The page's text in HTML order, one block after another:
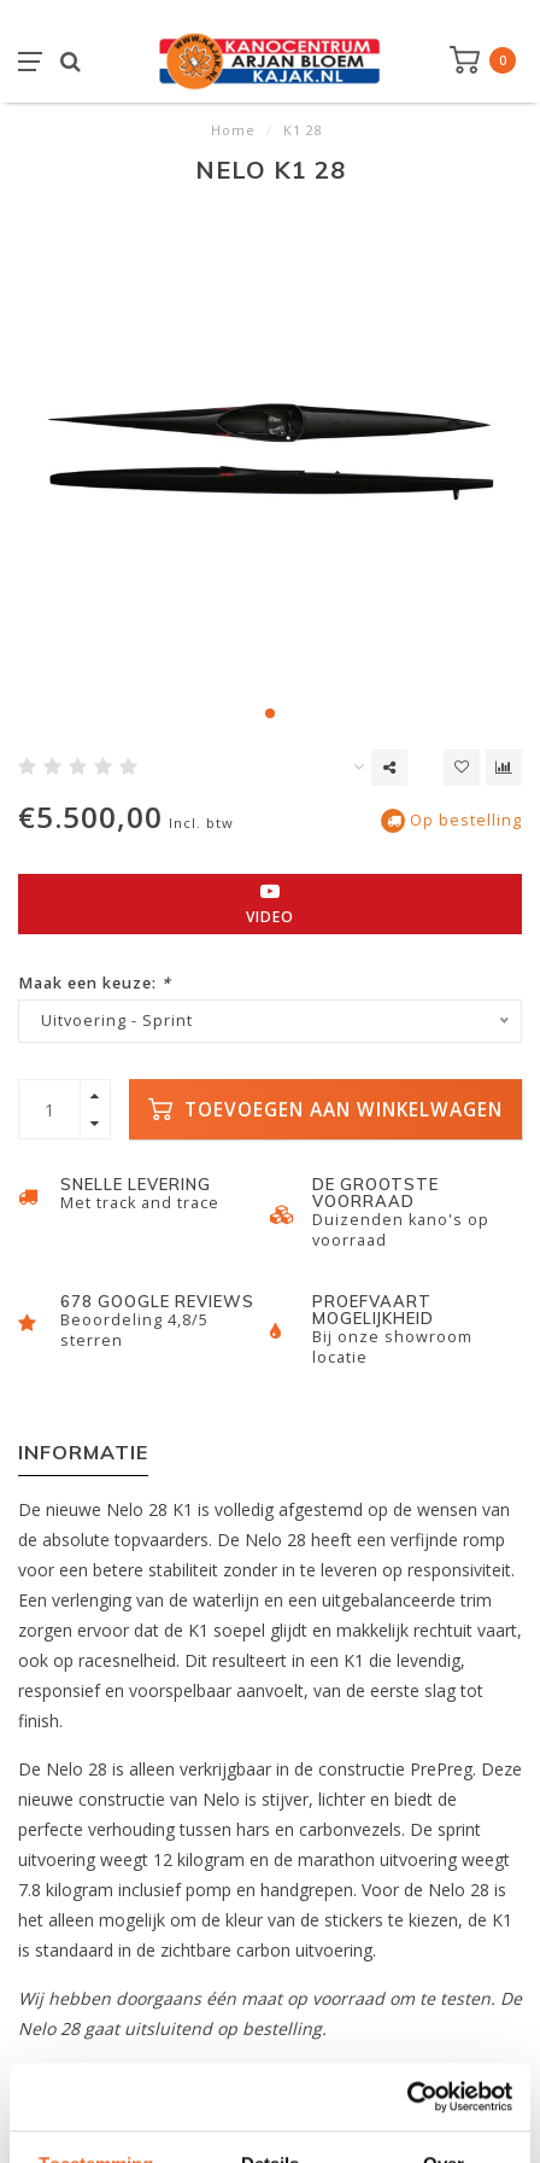
0
Home / K1 28
NELO K1 28
€5.500,00 Incl. btw Op bestelling
VIDEO
Maak een keuze: *
Uitvoering - Sprint
TOEVOEGEN AAN WINKELWAGEN
SNELLE LEVERING
Met track and trace
DE GROOTSTE
VOORRAAD
Duizenden kano's op
voorraad
678 GOOGLE REVIEWS
Beoordeling 4,8/5
sterren
PROEFVAART
MOGELIJKHEID
Bij onze showroom
locatie
INFORMATIE
De nieuwe Nelo 28 K1 is volledig afgestemd op de wensen van
de absolute topvaarders. De Nelo 28 heeft een verfijnde romp
voor een betere stabiliteit zonder in te leveren op responsiviteit.
Een verlenging van de waterlijn en een uitgebalanceerde trim
zorgen ervoor dat de K1 soepel glijdt en makkelijk rechtuit vaart,
ook op racesnelheid. Dit resulteert in een K1 die levendig,
responsief en voorspelbaar aanvoelt, van de eerste slag tot
finish.
De Nelo 28 is alleen verkrijgbaar in de constructie PrePreg. Deze
nieuwe constructie van Nelo is stijver, lichter en biedt de
perfecte verhouding tussen hars en carbonvezels. De sprint
uitvoering weegt 12 kilogram en de marathon uitvoering weegt
7.8 kilogram inclusief pomp en handgrepen. Voor de Nelo 28 is
het alleen mogelijk om de kleur van de stickers te kiezen, de K1
is standaard in de zichtbare carbon uitvoering.
Wij hebben doorgaans één maat op voorraad om te testen. De
Nelo 28 gaat uitsluitend op bestelling.
Boat: 5.2 x 0.41 m